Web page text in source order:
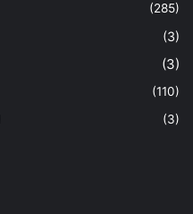
(285)
(3)
(3)
(110)
(3)